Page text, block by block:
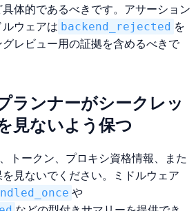
体的であるべきです。アサーション
ウェアは backend_rejected を
レビュー用の証拠を含めるべきで
ランナーがシークレッ
見ないよう保つ
トークン、プロキシ資格情報、また
見ないでください。ミドルウェア
や